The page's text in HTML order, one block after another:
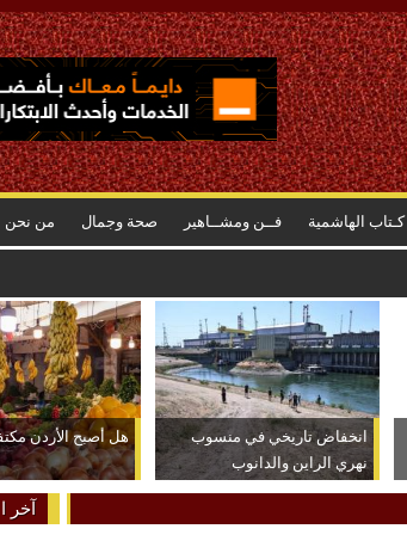
كـتاب الهاشمية فــن ومشــاهير صحة وجمال من نحن
انخفاض تاريخي في منسوب
نهري الراين والدانوب
هل أصبح الأردن
آخر